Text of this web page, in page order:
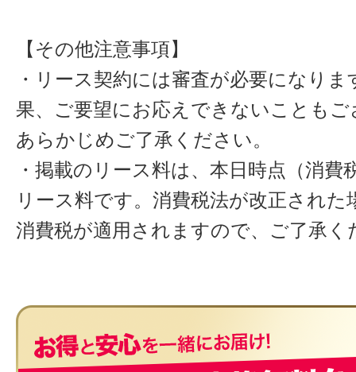
【その他注意事項】
・リース契約には審査が必要になりま
果、ご要望にお応えできないことも
あらかじめご了承ください。
・掲載のリース料は、本日時点（消費
リース料です。消費税法が改正された
消費税が適用されますので、ご了承く